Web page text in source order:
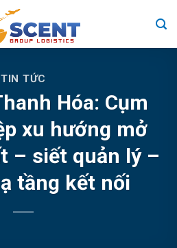
TIN TỨC
Hóa: Cụm
xu hướng mở
– siết quản lý –
tầng kết nối